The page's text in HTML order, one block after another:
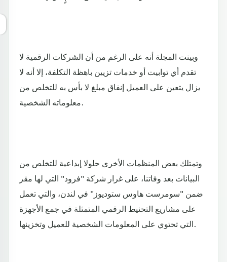
وبينت المجلة أنه على الرغم من أن الشركات الرقمية لا
تقدم أي توابيت أو خدمات تزيين باهظة التكلفة، إلا أنه لا
يزال يتعين على العميل إنفاق مبلغ لا بأس به للتخلص من
معلوماته الشخصية.
وتمتلك بعض المنظمات الأخرى حلولا إبداعية للتخلص من
البيانات بعد وفاتنا، على غرار شركة "فرود" التي لها مقر
ضمن "سومرست هاوس ستوديوز" في لندن، والتي تعمل
على مشاريع التحنيط الرقمي المتمثلة في جمع الأجهزة
التي تحتوي على المعلومات الشخصية للعميل وتخزينها.